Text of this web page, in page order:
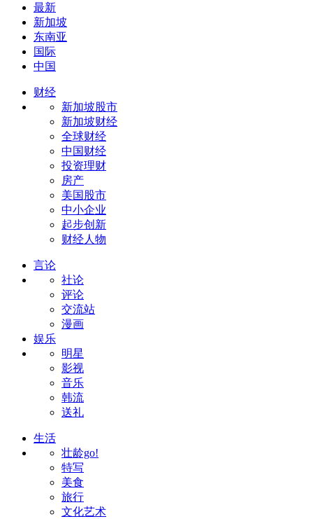
最新
新加坡
东南亚
国际
中国
财经
新加坡股市
新加坡财经
全球财经
中国财经
投资理财
房产
美国股市
中小企业
起步创新
财经人物
言论
社论
评论
交流站
漫画
娱乐
明星
影视
音乐
韩流
送礼
生活
壮龄go!
特写
美食
旅行
文化艺术